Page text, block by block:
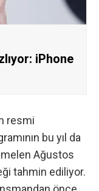
iPhone
resmi
bu yıl da
Ağustos
tahmin ediliyor.